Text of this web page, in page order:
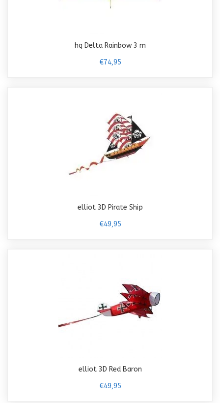
hq Delta Rainbow 3 m
€74,95
elliot 3D Pirate Ship
€49,95
elliot 3D Red Baron
€49,95